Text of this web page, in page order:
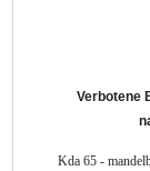
Verbotene
Kda 65 -